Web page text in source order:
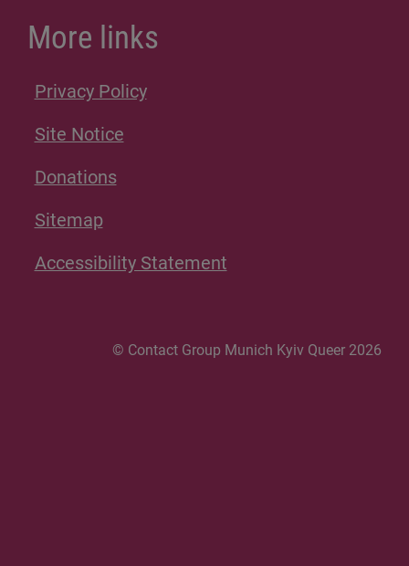
More links
Privacy Policy
Site Notice
Donations
Sitemap
Accessibility Statement
© Contact Group Munich Kyiv Queer 2026